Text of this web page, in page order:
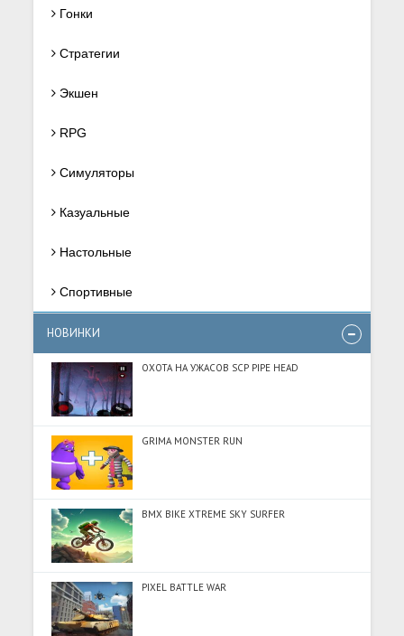
Гонки
Стратегии
Экшен
RPG
Симуляторы
Казуальные
Настольные
Спортивные
НОВИНКИ
ОХОТА НА УЖАСОВ SCP PIPE HEAD
GRIMA MONSTER RUN
BMX BIKE XTREME SKY SURFER
PIXEL BATTLE WAR